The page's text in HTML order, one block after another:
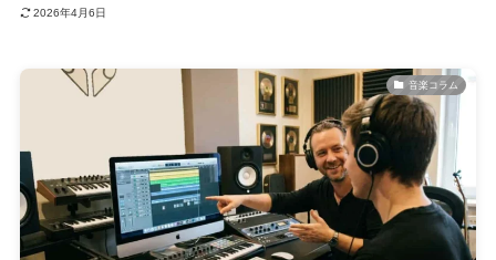
2026年4月6日
音楽コラム